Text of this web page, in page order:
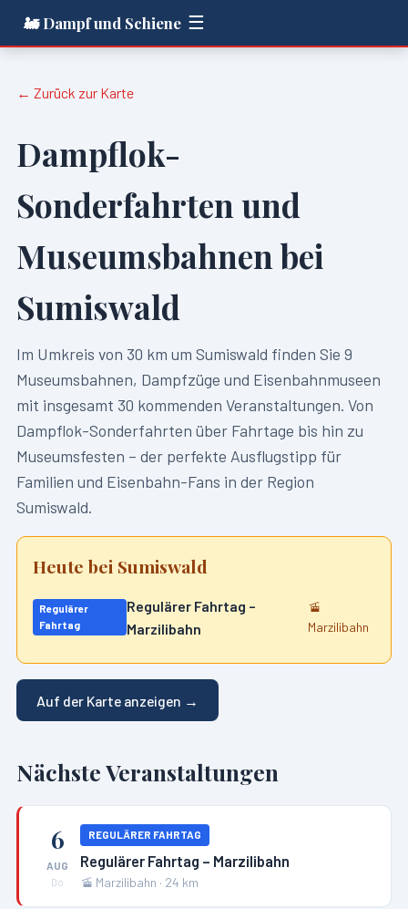
🚂 Dampf und Schiene ☰
← Zurück zur Karte
Dampflok-
Sonderfahrten und
Museumsbahnen bei
Sumiswald
Im Umkreis von 30 km um Sumiswald finden Sie 9
Museumsbahnen, Dampfzüge und Eisenbahnmuseen
mit insgesamt 30 kommenden Veranstaltungen. Von
Dampflok-Sonderfahrten über Fahrtage bis hin zu
Museumsfesten – der perfekte Ausflugstipp für
Familien und Eisenbahn-Fans in der Region
Sumiswald.
Heute bei Sumiswald
Regulärer
Fahrtag
Regulärer Fahrtag –
Marzilibahn
🚡
Marzilibahn
Auf der Karte anzeigen →
Nächste Veranstaltungen
6
AUG
Do
REGULÄRER FAHRTAG
Regulärer Fahrtag – Marzilibahn
🚡 Marzilibahn · 24 km